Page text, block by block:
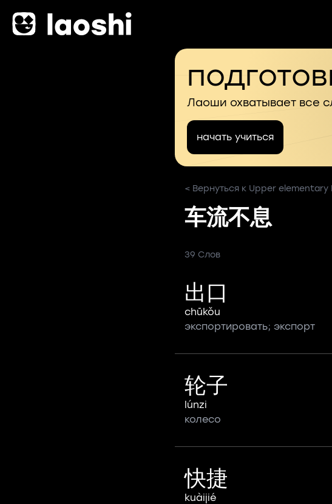
Лаоши охватывает все
начать учиться
< Вернуться к Upper elementary
车流不息
39 Слов
出口
chūkǒu
экспортировать; экспорт
轮子
lúnzi
колесо
快捷
kuàijié